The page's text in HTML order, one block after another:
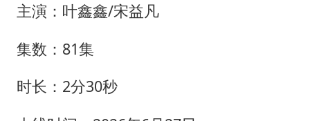
主演：叶鑫鑫/宋益凡
集数：81集
时长：2分30秒